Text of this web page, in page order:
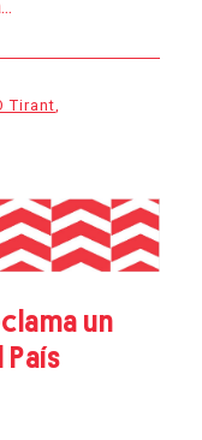
Tirant
un